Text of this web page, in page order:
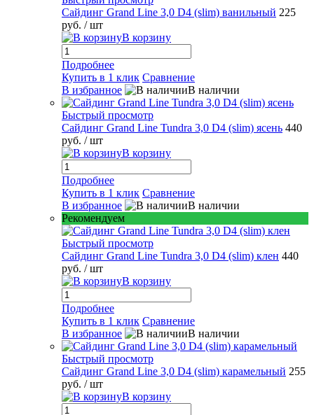
Сайдинг Grand Line 3,0 D4 (slim) ванильный 225
руб. / шт
В корзину
Подробнее
Купить в 1 клик Сравнение
В избранное
В наличии
Быстрый просмотр
Сайдинг Grand Line Tundra 3,0 D4 (slim) ясень 440
руб. / шт
В корзину
Подробнее
Купить в 1 клик Сравнение
В избранное
В наличии
Рекомендуем
Быстрый просмотр
Сайдинг Grand Line Tundra 3,0 D4 (slim) клен 440
руб. / шт
В корзину
Подробнее
Купить в 1 клик Сравнение
В избранное
В наличии
Быстрый просмотр
Сайдинг Grand Line 3,0 D4 (slim) карамельный 255
руб. / шт
В корзину